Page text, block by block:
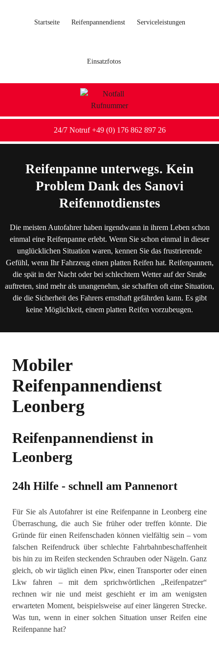
Startseite Reifenpannendienst Serviceleistungen
Einsatzfotos
24/7 Notruf +49 (0) 176 862 897 26
Reifenpanne unterwegs. Kein
Problem Dank des Sanovi
Reifennotdienstes
Die meisten Autofahrer haben irgendwann in ihrem Leben schon
einmal eine Reifenpanne erlebt. Wenn Sie schon einmal in dieser
unglücklichen Situation waren, kennen Sie das frustrierende
Gefühl, wenn Ihr Fahrzeug einen platten Reifen hat. Reifenpannen,
die spät in der Nacht oder bei schlechtem Wetter auf der Straße
auftreten, sind mehr als unangenehm, sie schaffen oft eine Situation,
die die Sicherheit des Fahrers ernsthaft gefährden kann. Es gibt
keine Möglichkeit, einem platten Reifen vorzubeugen.
Mobiler
Reifenpannendienst
Leonberg
Reifenpannendienst in
Leonberg
24h Hilfe - schnell am Pannenort
Für Sie als Autofahrer ist eine Reifenpanne in Leonberg eine
Überraschung, die auch Sie früher oder treffen könnte. Die
Gründe für einen Reifenschaden können vielfältig sein – vom
falschen Reifendruck über schlechte Fahrbahnbeschaffenheit
bis hin zu im Reifen steckenden Schrauben oder Nägeln. Ganz
gleich, ob wir täglich einen Pkw, einen Transporter oder einen
Lkw fahren – mit dem sprichwörtlichen „Reifenpatzer“
rechnen wir nie und meist geschieht er im am wenigsten
erwarteten Moment, beispielsweise auf einer längeren Strecke.
Was tun, wenn in einer solchen Situation unser Reifen eine
Reifenpanne hat?